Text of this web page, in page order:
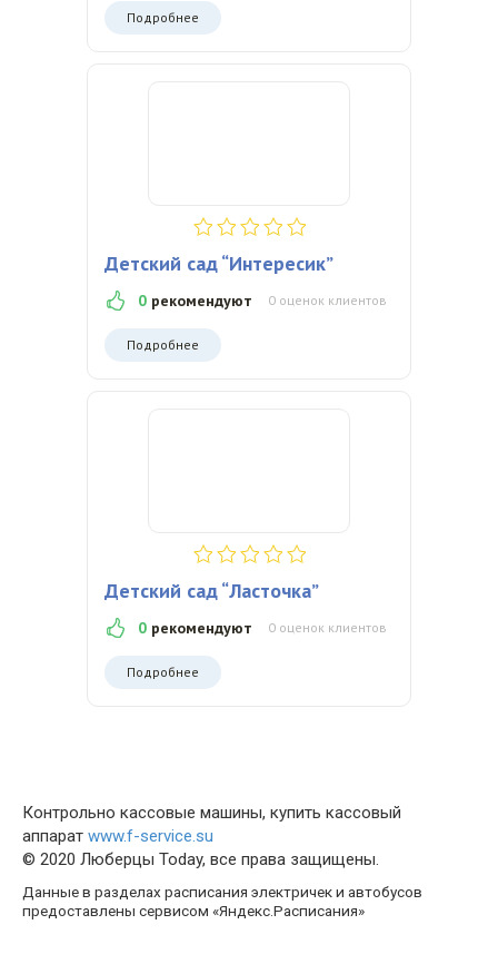
Подробнее
Детский сад “Интересик”
0 рекомендуют 0 оценок клиентов
Подробнее
Детский сад “Ласточка”
0 рекомендуют 0 оценок клиентов
Подробнее
Контрольно кассовые машины, купить кассовый
аппарат www.f-service.su
© 2020 Люберцы Today, все права защищены.
Данные в разделах расписания электричек и автобусов
предоставлены сервисом «Яндекс.Расписания»